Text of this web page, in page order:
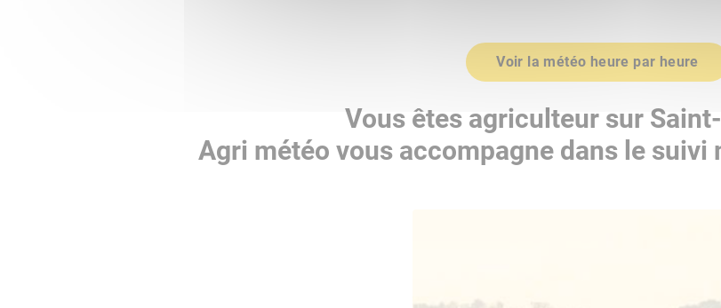
Voir la météo heure par heure
Vous êtes agriculteur sur
Agri météo vous accompagne dans le suivi